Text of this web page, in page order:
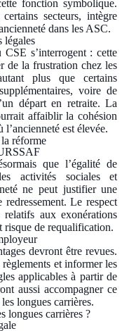
fonction symbolique.
secteurs, intègre
dans les ASC.
légales
s’interrogent : cette
de la frustration chez les
plus que certains
voire de
départ en retraite. La
affaiblir la cohésion
est élevée.
réforme
que l’égalité de
activités sociales et
ne peut justifier une
Le respect
relatifs aux exonérations
risque de requalification.
devront être revues.
et informer les
applicables à partir de
aussi accompagner ce
longues carrières.
longues carrières ?